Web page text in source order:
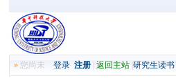
» 您尚未登录 注册 |返回主站 |研究生读书